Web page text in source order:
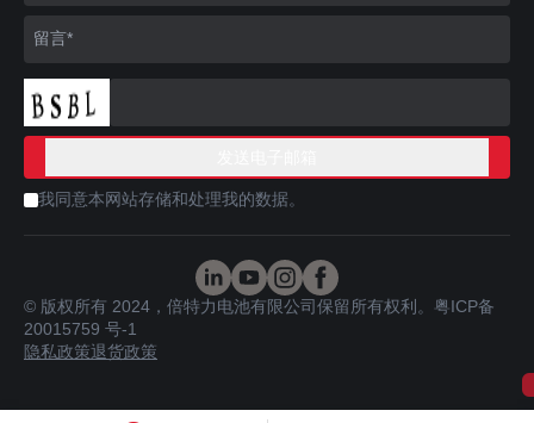
我同意本网站存储和处理我的数据。
© 版权所有 2024，倍特力电池有限公司保留所有权利。 粤ICP备
20015759 号-1
隐私政策退货政策